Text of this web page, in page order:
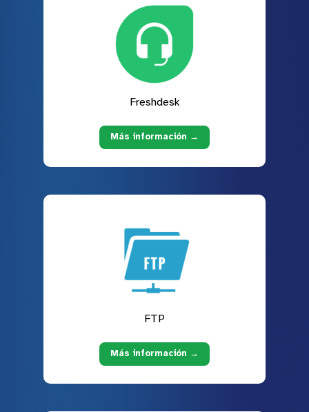
Freshdesk
Más información →
FTP
Más información →